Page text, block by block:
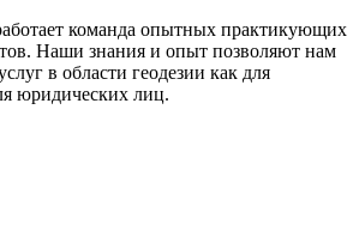
команда опытных практикующих
Наши знания и опыт позволяют нам
в области геодезии как для
юридических лиц.